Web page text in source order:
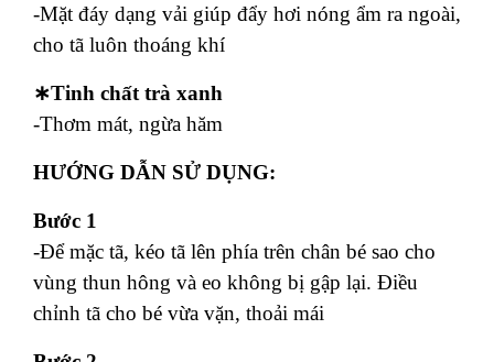
-Mặt đáy dạng vải giúp đẩy hơi nóng ẩm ra ngoài,
cho tã luôn thoáng khí
∗Tinh chất trà xanh
-Thơm mát, ngừa hăm
HƯỚNG DẪN SỬ DỤNG:
Bước 1
-Để mặc tã, kéo tã lên phía trên chân bé sao cho
vùng thun hông và eo không bị gập lại. Điều
chỉnh tã cho bé vừa vặn, thoải mái